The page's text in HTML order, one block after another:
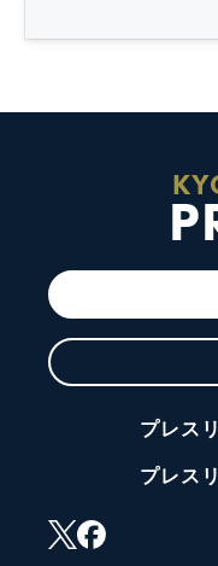
プレス
プレス